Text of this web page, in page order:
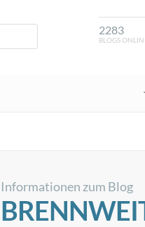
2283
BLOGS
Informationen zum Blog